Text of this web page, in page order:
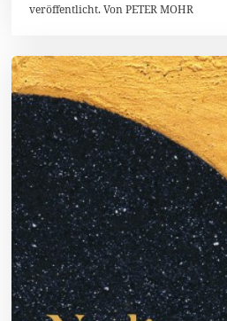
t
1
4
veröffentlicht. Von PETER MOHR